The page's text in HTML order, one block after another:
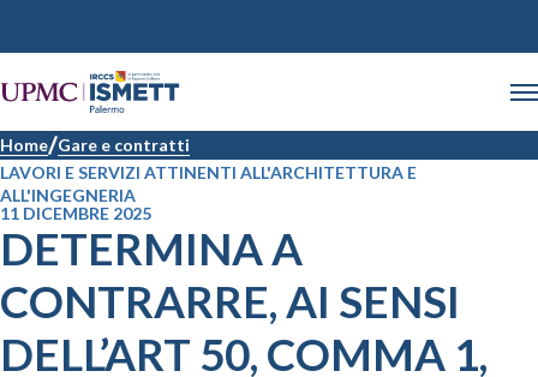
Home Gare e contratti
LAVORI E SERVIZI ATTINENTI ALL'ARCHITETTURA E
ALL'INGEGNERIA
11 DICEMBRE 2025
DETERMINA A
CONTRARRE, AI SENSI
DELL’ART 50, COMMA 1,